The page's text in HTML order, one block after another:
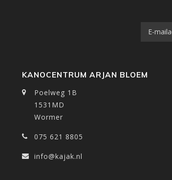
KANOCENTRUM ARJAN BLOEM
Poelweg 1B
1531MD
Wormer
075 621 8805
info@kajak.nl